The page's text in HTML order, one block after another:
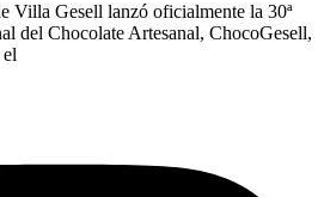
Villa Gesell lanzó oficialmente la 30ª
del Chocolate Artesanal, ChocoGesell,
el